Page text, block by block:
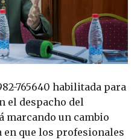
765640 habilitada para
el despacho del
marcando un cambio
que los profesionales